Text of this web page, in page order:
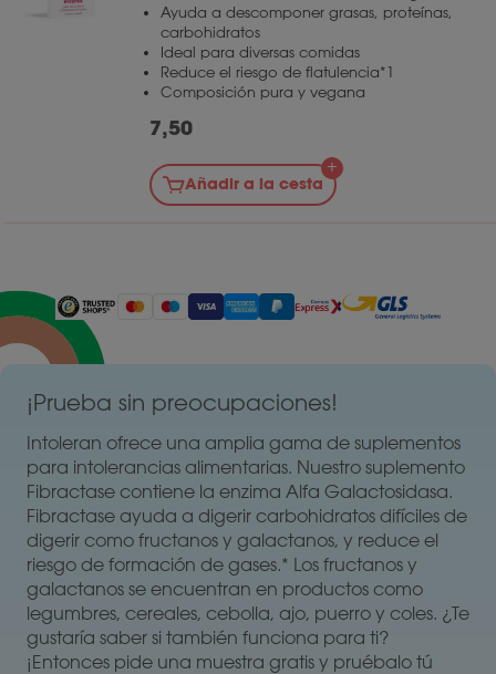
Ayuda a descomponer grasas, proteínas,
carbohidratos
Ideal para diversas comidas
Reduce el riesgo de flatulencia*1
Composición pura y vegana
7,50
Añadir a la cesta
¡Prueba sin preocupaciones!
Intoleran ofrece una amplia gama de suplementos
para intolerancias alimentarias. Nuestro suplemento
Fibractase contiene la enzima Alfa Galactosidasa.
Fibractase ayuda a digerir carbohidratos difíciles de
digerir como fructanos y galactanos, y reduce el
riesgo de formación de gases.* Los fructanos y
galactanos se encuentran en productos como
legumbres, cereales, cebolla, ajo, puerro y coles. ¿Te
gustaría saber si también funciona para ti?
¡Entonces pide una muestra gratis y pruébalo tú